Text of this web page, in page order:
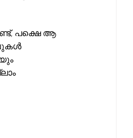
പക്ഷെ ആ